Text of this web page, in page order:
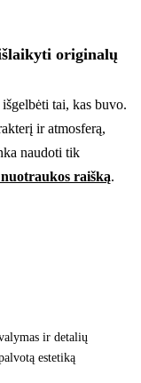
originalų
tai, kas buvo.
ir atmosferą,
naudoti tik
raišką.
ir detalių
estetiką